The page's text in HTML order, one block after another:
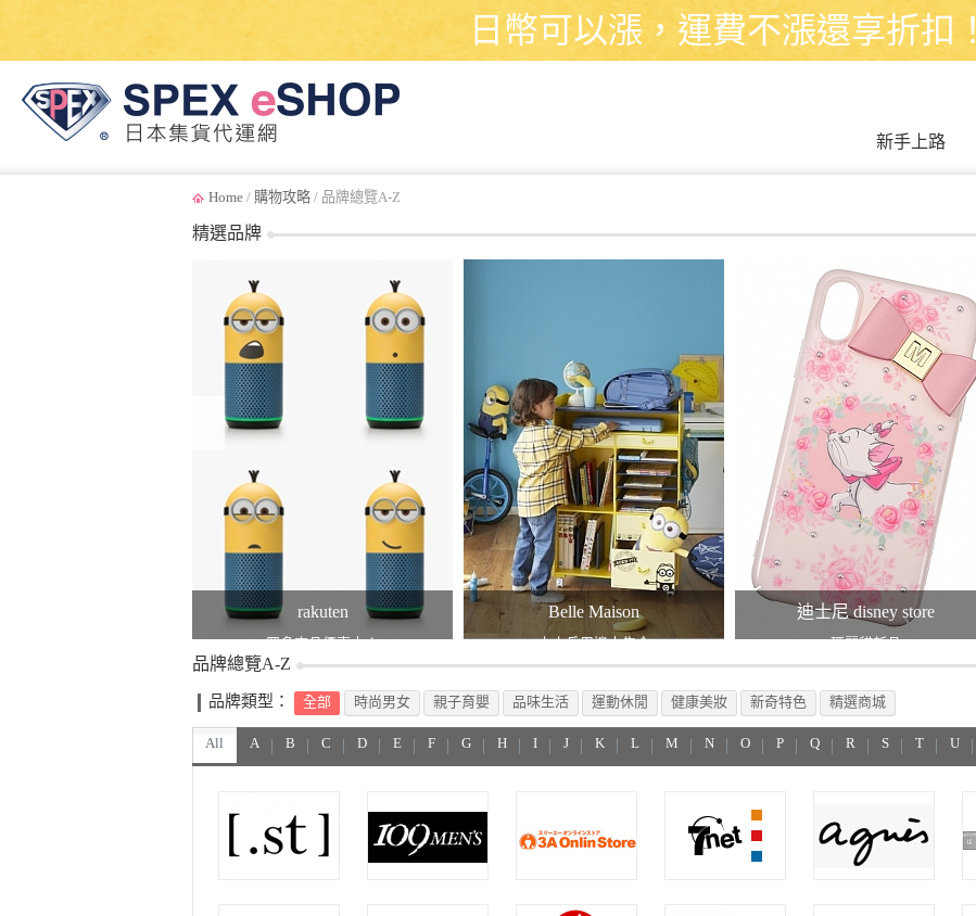
日幣可以漲，運費不漲還享折扣！
新手上路
Home / 購物攻略 / 品牌總覽A-Z
精選品牌
rakuten
眾多商品優惠中！
Belle Maison
小小兵周邊大集合
迪士尼 disney store
瑪麗貓新品
品牌總覽A-Z
品牌類型： 全部 時尚男女 親子育嬰 品味生活 運動休閒 健康美妝 新奇特色 精選商城
All A B C D E F G H I J K L M N O P Q R S T U